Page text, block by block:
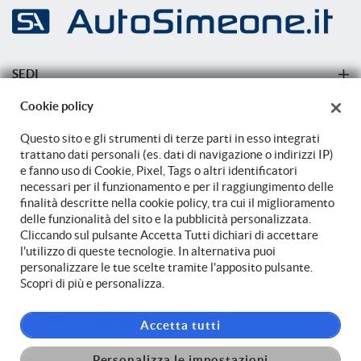
SEDI
Azienda
TORNA IN CIMA
Copyright © 2026 Auto Simeone Srl - P.IVA 02149470748 -Leggi
l'informativa sulla privacy-Cookie Policy
Sito creato da:
Cookie policy
Questo sito e gli strumenti di terze parti in esso integrati
trattano dati personali (es. dati di navigazione o indirizzi IP)
e fanno uso di Cookie, Pixel, Tags o altri identificatori
necessari per il funzionamento e per il raggiungimento delle
finalità descritte nella cookie policy, tra cui il miglioramento
delle funzionalità del sito e la pubblicità personalizzata.
Cliccando sul pulsante Accetta Tutti dichiari di accettare
l'utilizzo di queste tecnologie. In alternativa puoi
personalizzare le tue scelte tramite l'apposito pulsante.
Scopri di più e personalizza.
Accetta tutti
Salva